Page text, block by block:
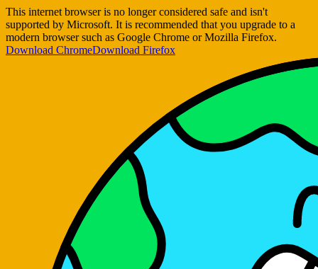
This internet browser is no longer considered safe and isn't
supported by Microsoft. It is recommended that you upgrade to a
modern browser such as Google Chrome or Mozilla Firefox.
Download ChromeDownload Firefox